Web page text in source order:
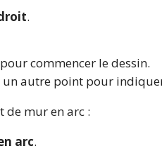
.
commencer le dessin.
autre point pour
de mur en arc :
arc.